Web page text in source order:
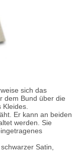
sich das
dem Bund über die
Kleides.
Er kann an beiden
werden. Sie
Satin,